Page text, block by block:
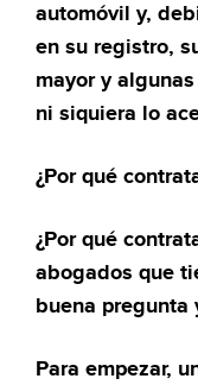
automóvil y,
en su registro,
mayor y
ni siquiera lo
¿Por qué
¿Por qué
abogados que
buena pregunta
Para empezar,